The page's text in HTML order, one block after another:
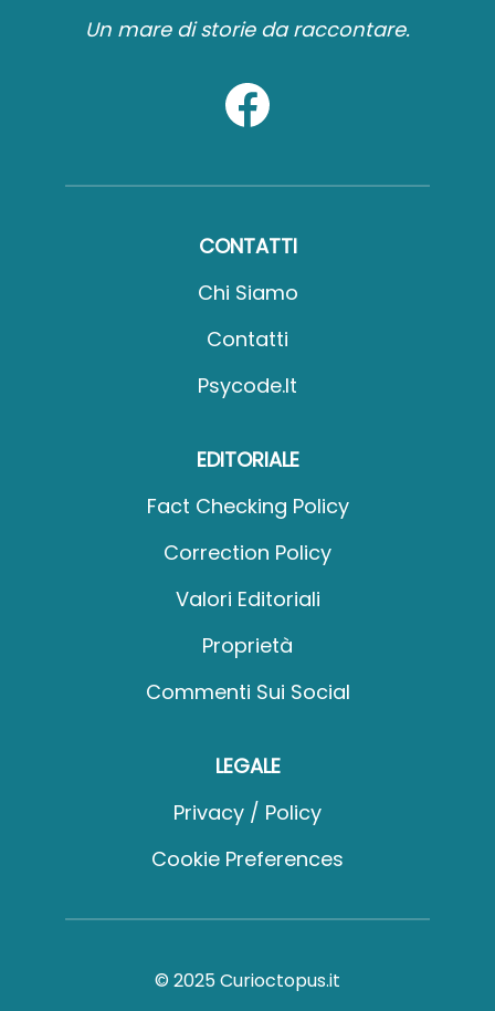
Un mare di storie da raccontare.
CONTATTI
Chi Siamo
Contatti
Psycode.it
EDITORIALE
Fact Checking Policy
Correction Policy
Valori Editoriali
Proprietà
Commenti Sui Social
LEGALE
Privacy / Policy
Cookie Preferences
© 2025 Curioctopus.it